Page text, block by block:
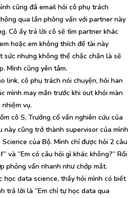
cũng đã email hỏi cô phụ trách
qua lần phỏng vấn với partner này
Cô ấy trả lời cô sẽ tìm partner khác
hoặc em không thích đề tài này
sức nhưng không thể chắc chắn là sẽ
Mình cũng yên tâm.
link, cô phụ trách nói chuyện, hỏi han
mình may mắn trước khi out khỏi màn
vụ.
cô S, Trưởng cố vấn nghiên cứu của
này cũng trở thành supervisor của mình
của Bộ. Mình chỉ được hỏi 2 câu
và “Em có câu hỏi gì khác không?” Rồi
phỏng vấn nhanh như chớp mắt.
học data science, thầy hỏi mình có biết
trả lời là “Em chỉ tự học data qua